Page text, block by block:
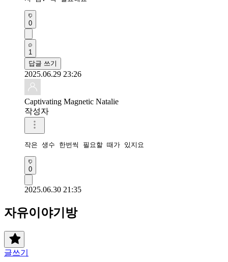
0
1
답글 쓰기
2025.06.29 23:26
Captivating Magnetic Natalie
작성자
작은 생수 한번씩 필요할 때가 있지요
0
2025.06.30 21:35
자유이야기방
글쓰기